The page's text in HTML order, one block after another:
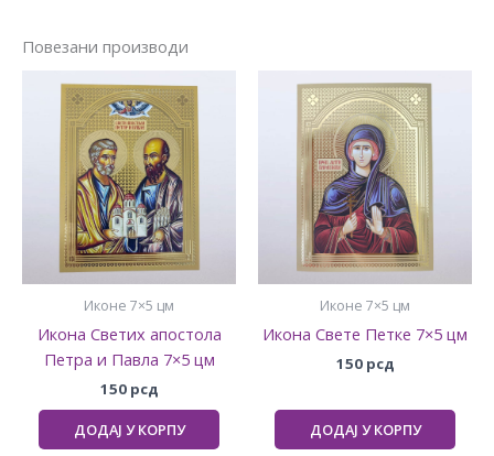
Повезани производи
Иконе 7×5 цм
Икона Светих апостола
Петра и Павла 7×5 цм
150 рсд
ДОДАЈ У КОРПУ
Иконе 7×5 цм
Икона Свете Петке 7×5 цм
150 рсд
ДОДАЈ У КОРПУ